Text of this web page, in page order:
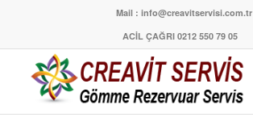
Mail : info@creavitservisi.com.tr
ACİL ÇAĞRI 0212 550 79 05